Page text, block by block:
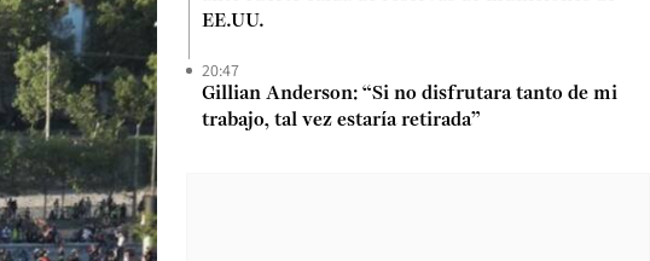
EE.UU.
20:47
Gillian Anderson: “Si no disfrutara tanto de mi
trabajo, tal vez estaría retirada”